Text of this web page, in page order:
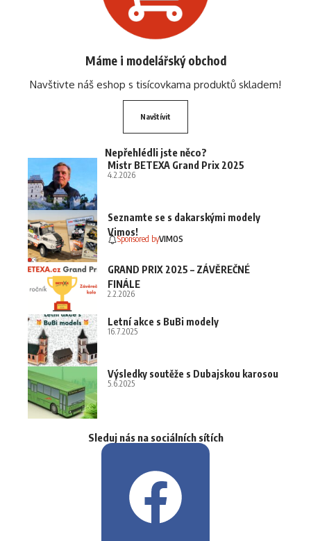
Máme i modelářský obchod
Navštivte náš eshop s tisícovkama produktů skladem!
Navštívit
Nepřehlédli jste něco?
Mistr BETEXA Grand Prix 2025
4.2.2026
Seznamte se s dakarskými modely
Vimos!
Sponsored byVIMOS
GRAND PRIX 2025 – ZÁVĚREČNÉ
FINÁLE
2.2.2026
Letní akce s BuBi modely
16.7.2025
Výsledky soutěže s Dubajskou karosou
5.6.2025
Sleduj nás na sociálních sítích